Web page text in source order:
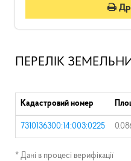
ПЕРЕЛІК
Кадастровий номер
7310136300:14:003:0225
* Дані в процесі верифікації